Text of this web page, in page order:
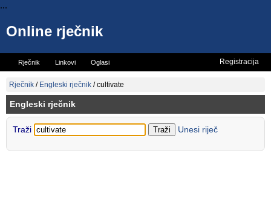
...
Online rječnik
Rječnik Linkovi Oglasi
Vicevi Mini rječnik
Registracija
Rječnik / Engleski rječnik /cultivate
Engleski rječnik
Traži Unesi riječ